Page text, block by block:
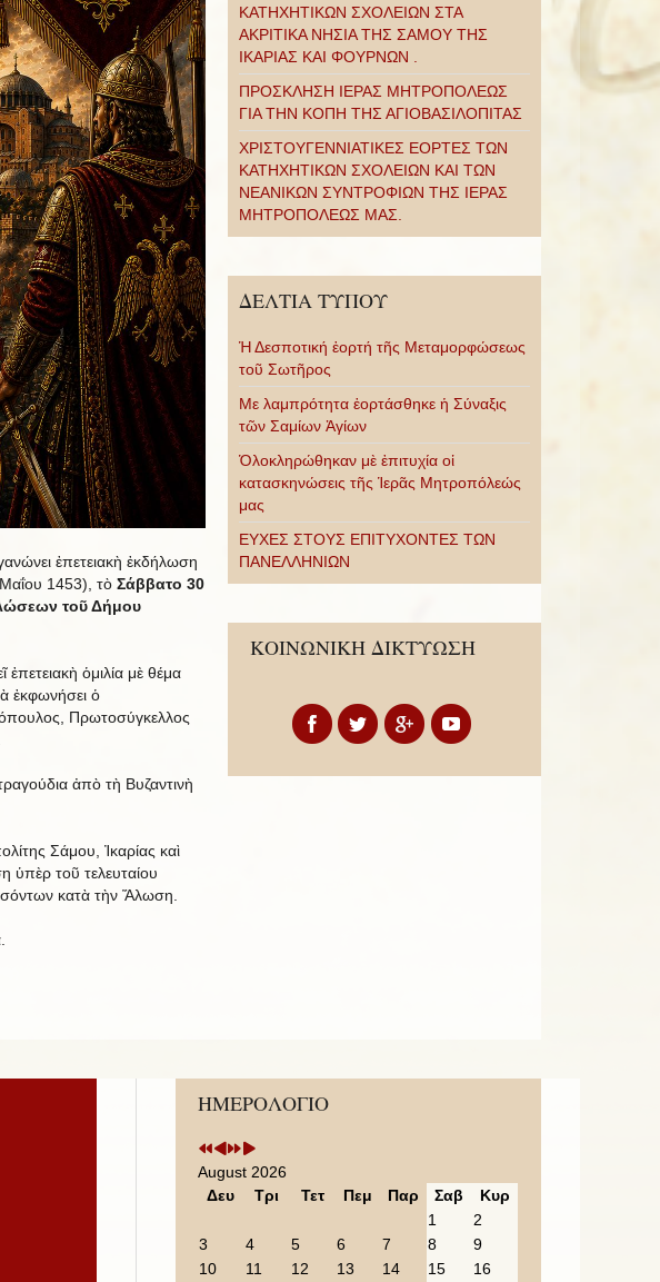
ἐπετειακὴ ἐκδήλωση
1453), τὸ Σάββατο 30
τοῦ Δήμου
ὁμιλία μὲ θέμα
ἐκφωνήσει ὁ
Πρωτοσύγκελλος
ἀπὸ τὴ Βυζαντινὴ
Σάμου, Ἰκαρίας καὶ
ὑπὲρ τοῦ τελευταίου
κατὰ τὴν Ἅλωση.
ΚΑΤΗΧΗΤΙΚΩΝ ΣΧΟΛΕΙΩΝ ΣΤΑ
ΑΚΡΙΤΙΚΑ ΝΗΣΙΑ ΤΗΣ ΣΑΜΟΥ ΤΗΣ
ΙΚΑΡΙΑΣ ΚΑΙ ΦΟΥΡΝΩΝ .
ΠΡΟΣΚΛΗΣΗ ΙΕΡΑΣ ΜΗΤΡΟΠΟΛΕΩΣ
ΓΙΑ ΤΗΝ ΚΟΠΗ ΤΗΣ ΑΓΙΟΒΑΣΙΛΟΠΙΤΑΣ
ΧΡΙΣΤΟΥΓΕΝΝΙΑΤΙΚΕΣ ΕΟΡΤΕΣ ΤΩΝ
ΚΑΤΗΧΗΤΙΚΩΝ ΣΧΟΛΕΙΩΝ ΚΑΙ ΤΩΝ
ΝΕΑΝΙΚΩΝ ΣΥΝΤΡΟΦΙΩΝ ΤΗΣ ΙΕΡΑΣ
ΜΗΤΡΟΠΟΛΕΩΣ ΜΑΣ.
ΔΕΛΤΙΑ ΤΥΠΟΥ
Ἡ Δεσποτική ἑορτή τῆς Μεταμορφώσεως
τοῦ Σωτῆρος
Με λαμπρότητα ἑορτάσθηκε ἡ Σύναξις
τῶν Σαμίων Ἁγίων
Ὁλοκληρώθηκαν μὲ ἐπιτυχία οἱ
κατασκηνώσεις τῆς Ἱερᾶς Μητροπόλεώς
μας
ΕΥΧΕΣ ΣΤΟΥΣ ΕΠΙΤΥΧΟΝΤΕΣ ΤΩΝ
ΠΑΝΕΛΛΗΝΙΩΝ
ΚΟΙΝΩΝΙΚΗ ΔΙΚΤΥΩΣΗ
ΗΜΕΡΟΛΟΓΙΟ
Previous
Year
Previous
Month
Next
Year
Next
Month
August 2026
Δευ
Τρι Τετ Πεμ Παρ Σαβ
Κυρ
1
2
3
4 5 6 7 8
9
10
11 12 13 14 15 16